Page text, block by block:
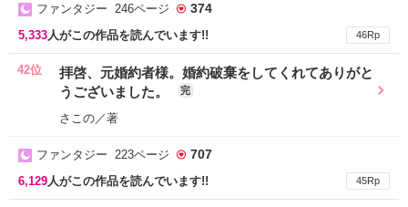
ファンタジー 246ページ 374
5,333人がこの作品を読んでいます!! 46Rp
42位
拝啓、元婚約者様。婚約破棄をしてくれてありがと
うございました。
完
さこの／著
ファンタジー 223ページ 707
6,129人がこの作品を読んでいます!! 45Rp